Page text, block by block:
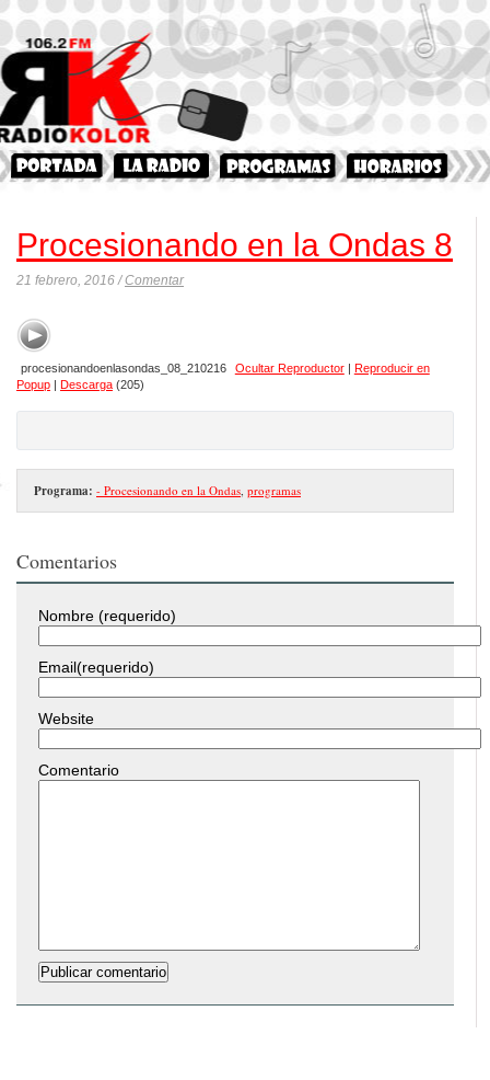
Procesionando en la Ondas 8
21 febrero, 2016 /Comentar
procesionandoenlasondas_08_210216 Ocultar Reproductor| Reproducir en
Popup | Descarga (205)
Programa: - Procesionando en la Ondas programas
Comentarios
Nombre (requerido)
Email(requerido)
Website
Comentario